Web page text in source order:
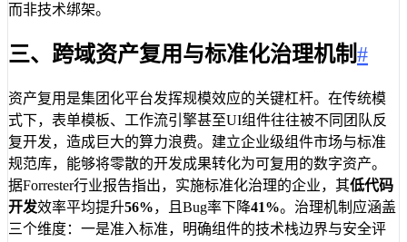
而非技术绑架。
三、跨域资产复用与标准化治理机制#
资产复用是集团化平台发挥规模效应的关键杠杆。在传统模
式下，表单模板、工作流引擎甚至UI组件往往被不同团队反
复开发，造成巨大的算力浪费。建立企业级组件市场与标准
规范库，能够将零散的开发成果转化为可复用的数字资产。
据Forrester行业报告指出，实施标准化治理的企业，其低代码
开发效率平均提升56%，且Bug率下降41%。治理机制应涵盖
三个维度：一是准入标准，明确组件的技术栈边界与安全评